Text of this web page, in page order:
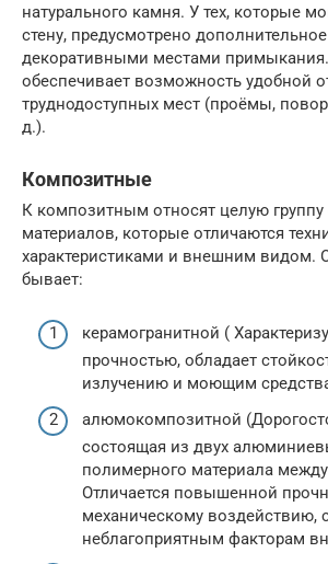
натурального камня. У тех, которые
стену, предусмотрено
декоративными местами
обеспечивает возможность удобной
труднодоступных мест (проёмы,
д.).
Композитные
К композитным относят целую
материалов, которые отличаются
характеристиками и внешним видом.
бывает:
керамогранитной (
прочностью, обладает
излучению и моющим
алюмокомпозитной
состоящая из двух
полимерного материала
Отличается повышенной
механическому воздействию,
неблагоприятным факторам